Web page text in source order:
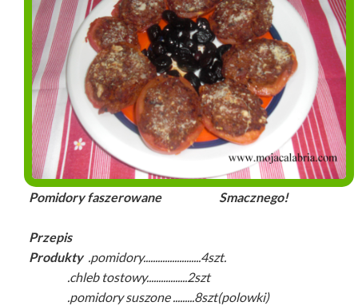
Pomidory faszerowane Smacznego!
Przepis
Produkty .pomidory........................4szt.
.chleb tostowy.................2szt
.pomidory suszone .........8szt(polowki)